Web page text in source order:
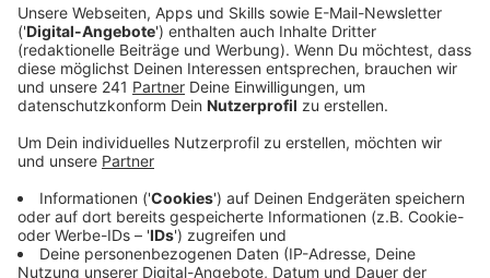
erwartet.
Veröffentlicht:Freitag, 16.06.2023 11:43
Anzeige
Wiesdorfer Kunstfestival. Dafür gibt es in der
Fußgängerzone bis zum Abend unter anderem einen
Kreativmarkt, Mitmachaktionen und Straßenmusik. Das